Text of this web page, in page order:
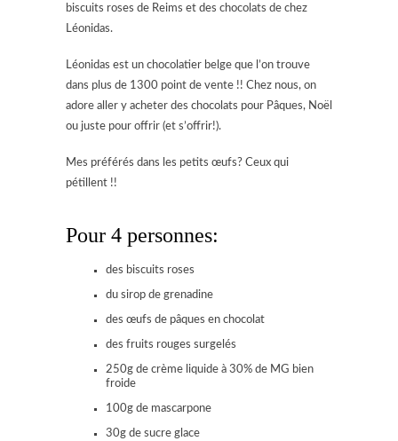
biscuits roses de Reims et des chocolats de chez
Léonidas.
Léonidas est un chocolatier belge que l’on trouve
dans plus de 1300 point de vente !! Chez nous, on
adore aller y acheter des chocolats pour Pâques, Noël
ou juste pour offrir (et s’offrir!).
Mes préférés dans les petits œufs? Ceux qui
pétillent !!
Pour 4 personnes:
des biscuits roses
du sirop de grenadine
des œufs de pâques en chocolat
des fruits rouges surgelés
250g de crème liquide à 30% de MG bien
froide
100g de mascarpone
30g de sucre glace